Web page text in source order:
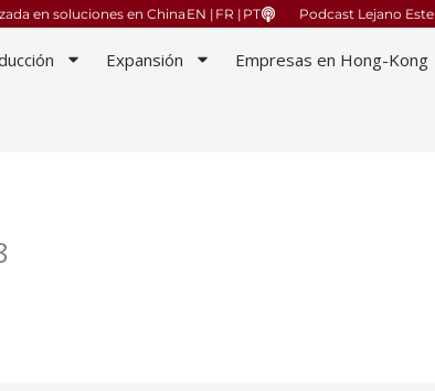
en soluciones en China EN | FR | PT Podcast Lejano Este
Expansión Empresas en Hong-Kong